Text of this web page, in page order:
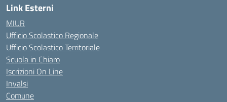
Link Esterni
MIUR
Ufficio Scolastico Regionale
Ufficio Scolastico Territoriale
Scuola in Chiaro
Iscrizioni On Line
Invalsi
Comune